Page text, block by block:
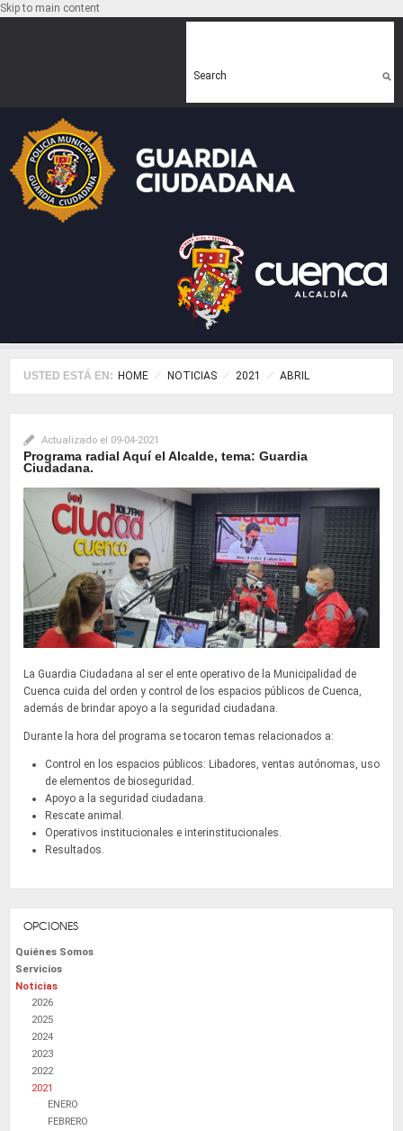
Skip to main content
Search
USTED ESTÁ EN: HOME NOTICIAS 2021 ABRIL
Actualizado el 09-04-2021
Programa radial Aquí el Alcalde, tema: Guardia
Ciudadana.
La Guardia Ciudadana al ser el ente operativo de la Municipalidad de
Cuenca cuida del orden y control de los espacios públicos de Cuenca,
además de brindar apoyo a la seguridad ciudadana.
Durante la hora del programa se tocaron temas relacionados a:
Control en los espacios públicos: Libadores, ventas autónomas, uso
de elementos de bioseguridad.
Apoyo a la seguridad ciudadana.
Rescate animal.
Operativos institucionales e interinstitucionales.
Resultados.
OPCIONES
Quiénes Somos
Servicios
Noticias
2026
2025
2024
2023
2022
2021
ENERO
FEBRERO